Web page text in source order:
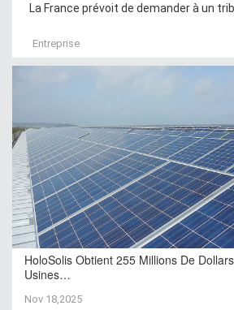
La France prévoit de demander à un
Entreprise
HoloSolis Obtient 255 Millions De
Usines…
Nov 18,2025